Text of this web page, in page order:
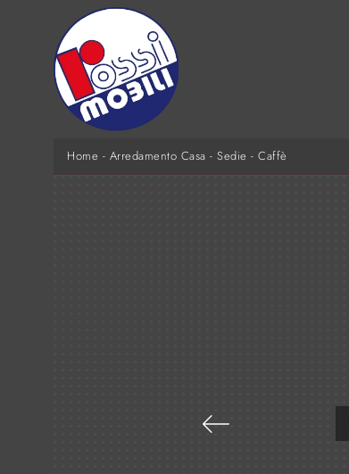
Home - Arredamento Casa - Sedie - Caffè